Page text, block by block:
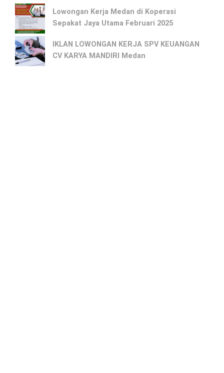
Lowongan Kerja Medan di Koperasi
Sepakat Jaya Utama Februari 2025
IKLAN LOWONGAN KERJA SPV KEUANGAN
CV KARYA MANDIRI Medan